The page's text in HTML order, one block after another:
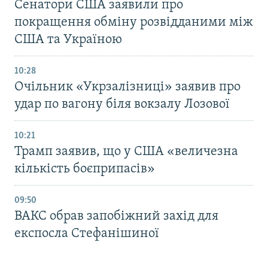
Сенатори США заявили про
покращення обміну розвідданими між
США та Україною
10:28
Очільник «Укрзалізниці» заявив про
удар по вагону біля вокзалу Лозової
10:21
Трамп заявив, що у США «величезна
кількість боєприпасів»
09:50
ВАКС обрав запобіжний захід для
експосла Стефанішиної